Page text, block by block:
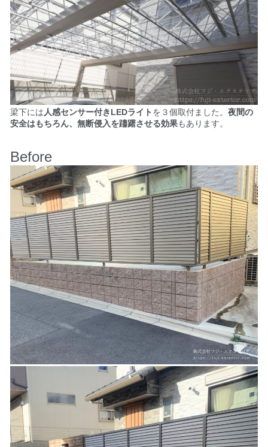
梁下には 人感センサー付きLEDライトを３個取付ました。夜間の
安全はもちろん、無断侵入を躊躇させる効果もあります。
Before